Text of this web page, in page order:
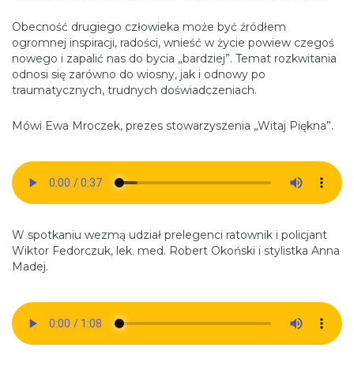
Obecność drugiego człowieka może być źródłem
ogromnej inspiracji, radości, wnieść w życie powiew czegoś
nowego i zapalić nas do bycia „bardziej”. Temat rozkwitania
odnosi się zarówno do wiosny, jak i odnowy po
traumatycznych, trudnych doświadczeniach.
Mówi Ewa Mroczek, prezes stowarzyszenia „Witaj Piękna”.
W spotkaniu wezmą udział prelegenci ratownik i policjant
Wiktor Fedorczuk, lek. med. Robert Okoński i stylistka Anna
Madej.